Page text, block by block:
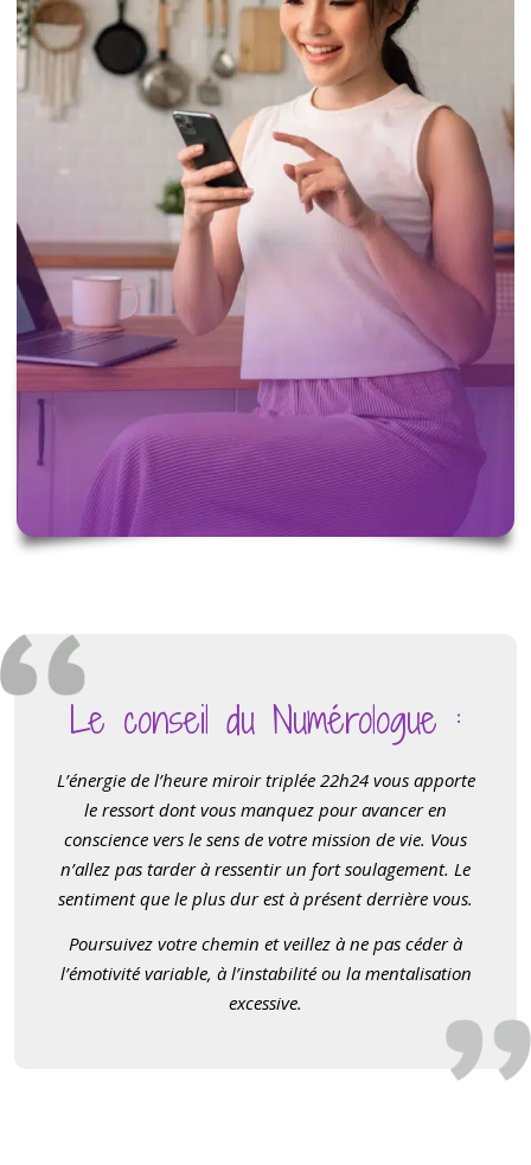
Le conseil du Numérologue :
L’énergie de l’heure miroir triplée 22h24 vous apporte
le ressort dont vous manquez pour avancer en
conscience vers le sens de votre mission de vie. Vous
n’allez pas tarder à ressentir un fort soulagement. Le
sentiment que le plus dur est à présent derrière vous.
Poursuivez votre chemin et veillez à ne pas céder à
l’émotivité variable, à l’instabilité ou la mentalisation
excessive.